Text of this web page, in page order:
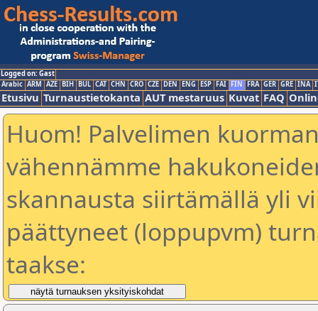
Logged on: Gast
Arabic ARM AZE BIH BUL CAT CHN CRO CZE DEN ENG ESP FAI FIN FRA GER GRE INA
Etusivu Turnaustietokanta AUT mestaruus Kuvat FAQ
Huom! Palvelimen
vähennämme
skannausta siirtämällä yli
päättyneet (loppupvm)
taakse: